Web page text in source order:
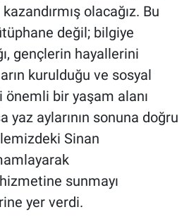
olacağız. Bu
değil; bilgiye
gençlerin hayallerini
kurulduğu ve sosyal
önemli bir yaşam alanı
yaz aylarının sonuna doğru
Sinan
sunmayı
yer verdi.